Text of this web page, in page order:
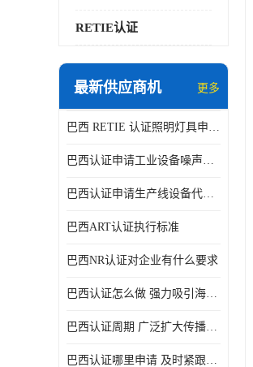
RETIE认证
最新供应商机 更多
巴西 RETIE 认证照明灯具申请 RETIE 认证
巴西认证申请工业设备噪声控制认证规范
巴西认证申请生产线设备代理机构选择
巴西ART认证执行标准
巴西NR认证对企业有什么要求
巴西认证怎么做 强力吸引海外投资
巴西认证周期 广泛扩大传播范围
巴西认证哪里申请 及时紧跟法规变化